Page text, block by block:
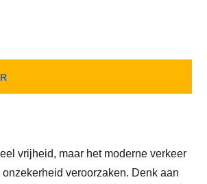
vrijheid, maar het moderne verkeer
veroorzaken. Denk aan